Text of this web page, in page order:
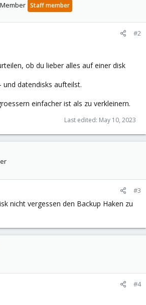
Staff member
#2
ob du lieber alles auf einer disk
datendisks aufteilst.
einfacher ist als zu verkleinern.
Last edited: May 10, 2023
#3
nicht vergessen den Backup Haken zu
#4